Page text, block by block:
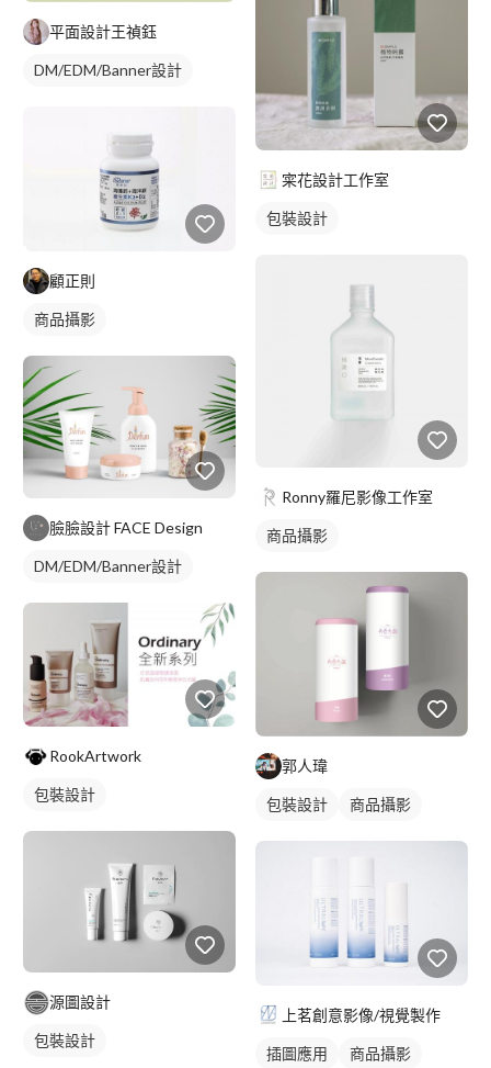
平面設計王禎鈺
DM/EDM/Banner設計
顧正則
商品攝影
臉臉設計 FACE Design
DM/EDM/Banner設計
RookArtwork
包裝設計
源圖設計
包裝設計
寀花設計工作室
包裝設計
Ronny羅尼影像工作室
商品攝影
郭人瑋
包裝設計 商品攝影
上茗創意影像/視覺製作
插圖應用 商品攝影